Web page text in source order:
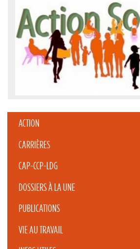
ACTION
CARRIÈRES
CAP-CCP-LDG
DOSSIERS À LA UNE
PUBLICATIONS
VIE AU TRAVAIL